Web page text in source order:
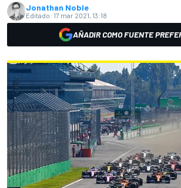
Jonathan Noble
Editado: 17 mar 2021, 13:18
AÑADIR COMO FUENTE